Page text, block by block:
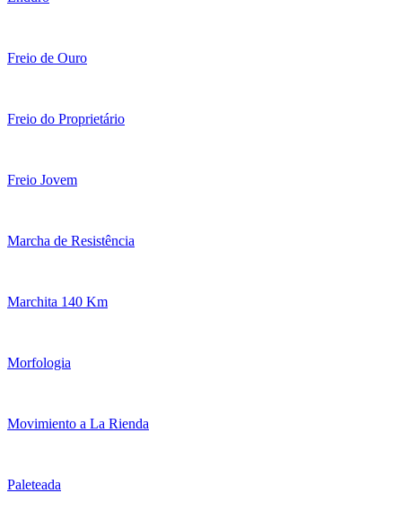
Freio de Ouro
Freio do Proprietário
Freio Jovem
Marcha de Resistência
Marchita 140 Km
Morfologia
Movimiento a La Rienda
Paleteada